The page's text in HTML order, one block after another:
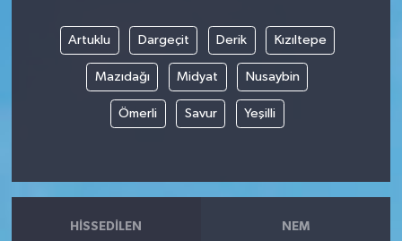
Artuklu Dargeçit Derik Kızıltepe
Mazıdağı Midyat Nusaybin
Ömerli Savur Yeşilli
HISSEDILEN NEM